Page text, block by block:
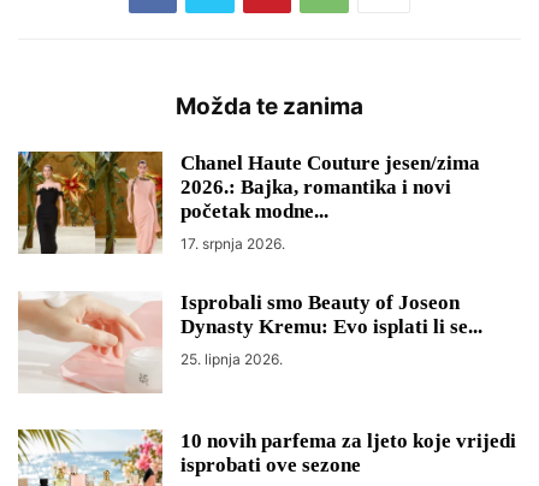
Možda te zanima
Chanel Haute Couture jesen/zima
2026.: Bajka, romantika i novi
početak modne...
17. srpnja 2026.
Isprobali smo Beauty of Joseon
Dynasty Kremu: Evo isplati li se...
25. lipnja 2026.
10 novih parfema za ljeto koje vrijedi
isprobati ove sezone